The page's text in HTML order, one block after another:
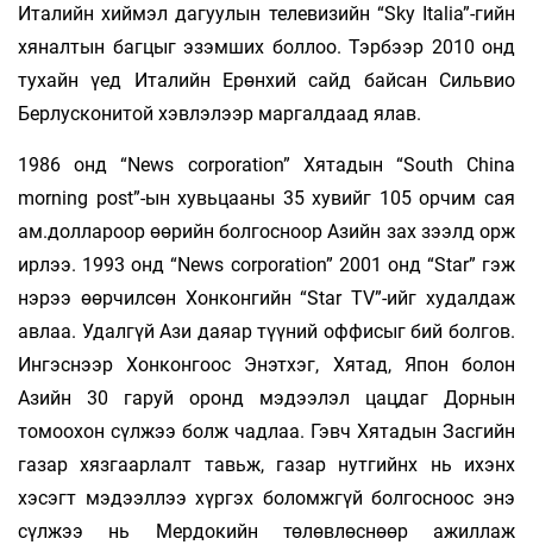
Италийн хиймэл дагуулын телевизийн “Sky Italia”-гийн
хяналтын багцыг эзэмших боллоо. Тэрбээр 2010 онд
тухайн үед Италийн Ерөнхий сайд байсан Сильвио
Берлусконитой хэвлэлээр маргалдаад ялав.
1986 онд “News сorporation” Хятадын “South China
morning post”-ын хувьцааны 35 хувийг 105 орчим сая
ам.доллароор өөрийн болгосноор Азийн зах зээлд орж
ирлээ. 1993 онд “News сor­poration” 2001 онд “Star” гэж
нэрээ өөрчилсөн Хонконгийн “Star TV”-ийг худалдаж
авлаа. Удалгүй Ази даяар түүний оффисыг бий болгов.
Ингэснээр Хонконгоос Энэтхэг, Хятад, Япон болон
Азийн 30 гаруй оронд мэдээлэл цацдаг Дорнын
томоохон сүлжээ болж чадлаа. Гэвч Хятадын Засгийн
газар хязгаарлалт тавьж, газар нутгийнх нь ихэнх
хэсэгт мэдээллээ хүргэх боломжгүй болгосноос энэ
сүлжээ нь Мердокийн төлөвлөснөөр ажиллаж